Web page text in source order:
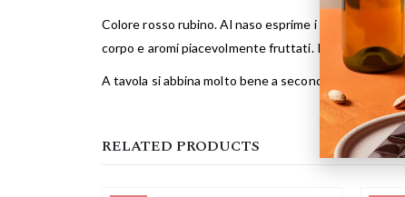
Colore rosso rubino. Al naso esprime i tipici profumi
corpo e aromi piacevolmente fruttati. I tannini sono
A tavola si abbina molto bene a secondi piatti di
RELATED PRODUCTS